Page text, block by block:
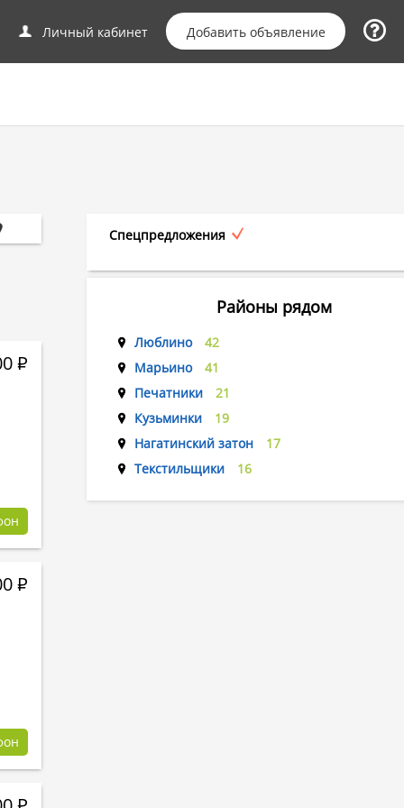
Личный кабинет Добавить объявление
Р
Р
Спецпредложения
Районы рядом
Люблино
42
Марьино
41
Печатники
21
Кузьминки
19
Нагатинский затон
17
Текстильщики
16